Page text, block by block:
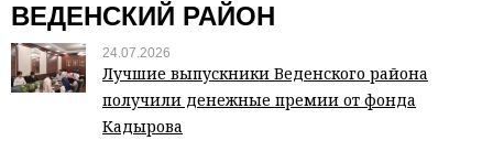
ВЕДЕНСКИЙ РАЙОН
24.07.2026
Лучшие выпускники Веденского района
получили денежные премии от фонда
Кадырова